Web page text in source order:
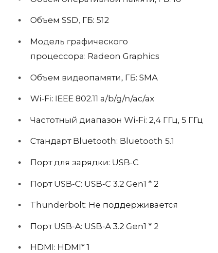
Объем SSD, ГБ: 512
Модель графического
процессора: Radeon Graphics
Объем видеопамяти, ГБ: SMA
Wi-Fi: IEEE 802.11 a/b/g/n/ac/ax
Частотный диапазон Wi-Fi: 2,4 ГГц, 5 ГГц
Стандарт Bluetooth: Bluetooth 5.1
Порт для зарядки: USB-C
Порт USB-C: USB-C 3.2 Gen1 * 2
Thunderbolt: Не поддерживается
Порт USB-A: USB-A 3.2 Gen1 * 2
HDMI: HDMI* 1